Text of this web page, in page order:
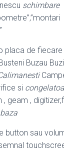
schimbare
placa de
Buzau
si
, geam ,
button sau